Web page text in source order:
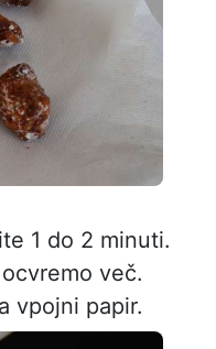
1 do 2 minuti.
več.
vpojni papir.